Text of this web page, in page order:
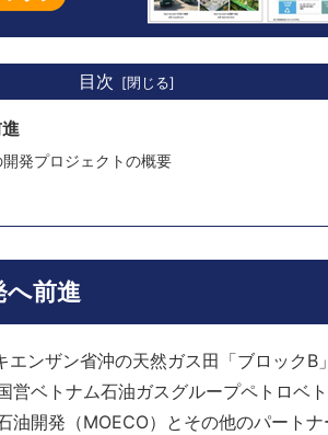
目次
発プロジェクトの概要
へ前進
ンザン省沖の天然ガス田「ブロックB
営ベトナム石油ガスグループペトロベ
油開発（MOECO）とその他のパート